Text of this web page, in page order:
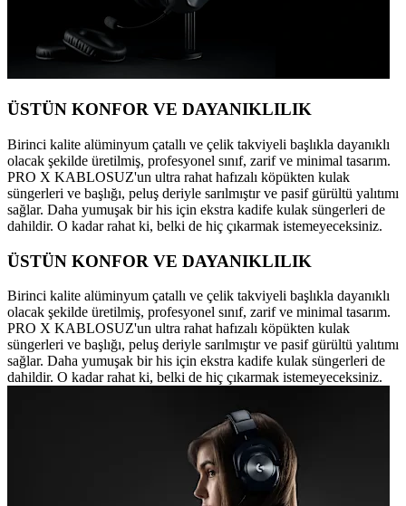
ÜSTÜN KONFOR VE DAYANIKLILIK
Birinci kalite alüminyum çatallı ve çelik takviyeli başlıkla dayanıklı
olacak şekilde üretilmiş, profesyonel sınıf, zarif ve minimal tasarım.
PRO X KABLOSUZ'un ultra rahat hafızalı köpükten kulak
süngerleri ve başlığı, peluş deriyle sarılmıştır ve pasif gürültü yalıtımı
sağlar. Daha yumuşak bir his için ekstra kadife kulak süngerleri de
dahildir. O kadar rahat ki, belki de hiç çıkarmak istemeyeceksiniz.
ÜSTÜN KONFOR VE DAYANIKLILIK
Birinci kalite alüminyum çatallı ve çelik takviyeli başlıkla dayanıklı
olacak şekilde üretilmiş, profesyonel sınıf, zarif ve minimal tasarım.
PRO X KABLOSUZ'un ultra rahat hafızalı köpükten kulak
süngerleri ve başlığı, peluş deriyle sarılmıştır ve pasif gürültü yalıtımı
sağlar. Daha yumuşak bir his için ekstra kadife kulak süngerleri de
dahildir. O kadar rahat ki, belki de hiç çıkarmak istemeyeceksiniz.